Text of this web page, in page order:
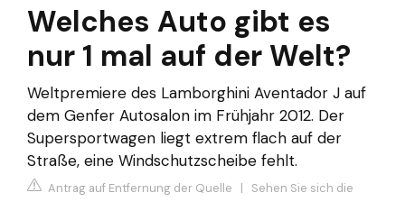
Welches Auto gibt es
nur 1 mal auf der Welt?
Weltpremiere des Lamborghini Aventador J auf
dem Genfer Autosalon im Frühjahr 2012. Der
Supersportwagen liegt extrem flach auf der
Straße, eine Windschutzscheibe fehlt.
Antrag auf Entfernung der Quelle | Sehen Sie sich die